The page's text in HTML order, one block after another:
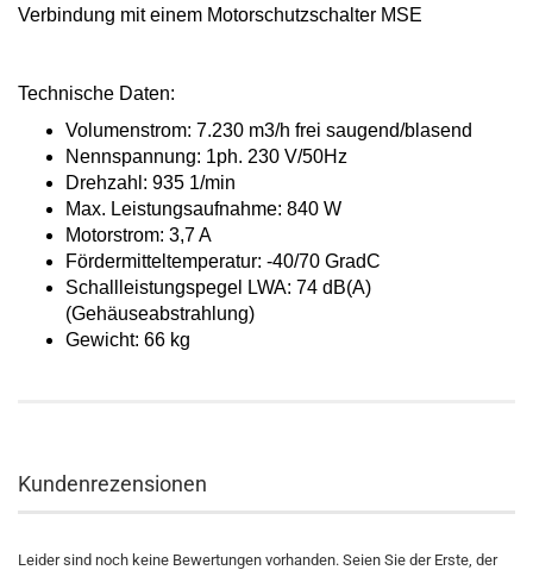
Verbindung mit einem Motorschutzschalter MSE
Technische Daten:
Volumenstrom: 7.230 m3/h frei saugend/blasend
Nennspannung: 1ph. 230 V/50Hz
Drehzahl: 935 1/min
Max. Leistungsaufnahme: 840 W
Motorstrom: 3,7 A
Fördermitteltemperatur: -40/70 GradC
Schallleistungspegel LWA: 74 dB(A)
(Gehäuseabstrahlung)
Gewicht: 66 kg
Kundenrezensionen
Leider sind noch keine Bewertungen vorhanden. Seien Sie der Erste, der